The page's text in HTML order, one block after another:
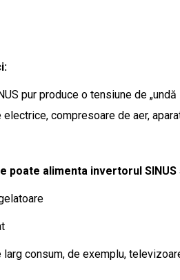
pur produce o tensiune de
compresoare de aer,
poate alimenta invertorul SINUS
larg consum, de exemplu,